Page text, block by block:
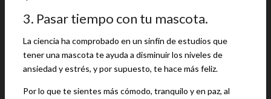
3. Pasar tiempo con tu mascota.
La ciencia ha comprobado en un sinfín de estudios que
tener una mascota te ayuda a disminuir los niveles de
ansiedad y estrés, y por supuesto, te hace más feliz.
Por lo que te sientes más cómodo, tranquilo y en paz, al